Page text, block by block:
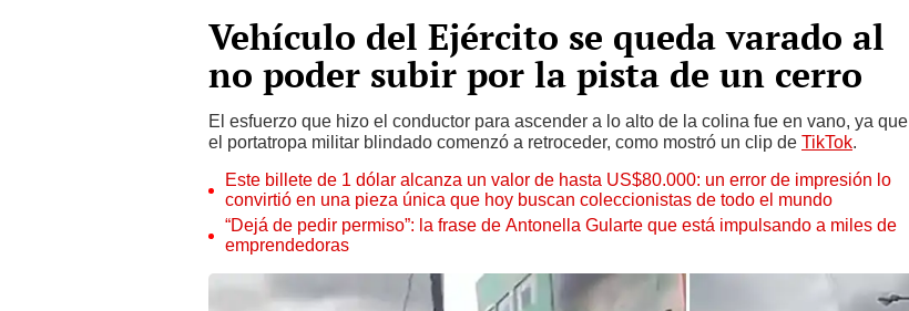
Vehículo del Ejército se queda varado al
no poder subir por la pista de un cerro
El esfuerzo que hizo el conductor para ascender a lo alto de la colina fue en vano, ya que
el portatropa militar blindado comenzó a retroceder, como mostró un clip de TikTok.
Este billete de 1 dólar alcanza un valor de hasta US$80.000: un error de impresión lo
convirtió en una pieza única que hoy buscan coleccionistas de todo el mundo
“Dejá de pedir permiso”: la frase de Antonella Gularte que está impulsando a miles de
emprendedoras